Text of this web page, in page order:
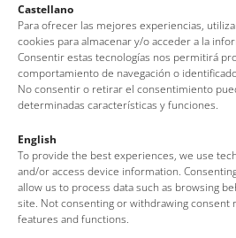
Castellano
Para ofrecer las mejores experiencias,
cookies para almacenar y/o acceder a la
Consentir estas tecnologías nos permitirá
comportamiento de navegación o
No consentir o retirar el consentimiento
determinadas características y funciones.
English
To provide the best experiences, we use
and/or access device information.
allow us to process data such as browsing
site. Not consenting or withdrawing consent
features and functions.